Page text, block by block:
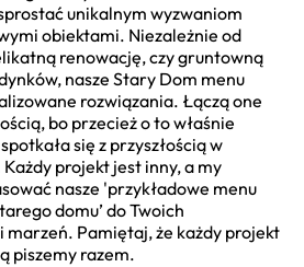
unikalnym wyzwaniom
obiektami. Niezależnie od
renowację, czy gruntowną
nasze Stary Dom menu
rozwiązania. Łączą one
bo przecież o to właśnie
się z przyszłością w
projekt jest inny, a my
nasze 'przykładowe menu
domu’ do Twoich
Pamiętaj, że każdy projekt
piszemy razem.